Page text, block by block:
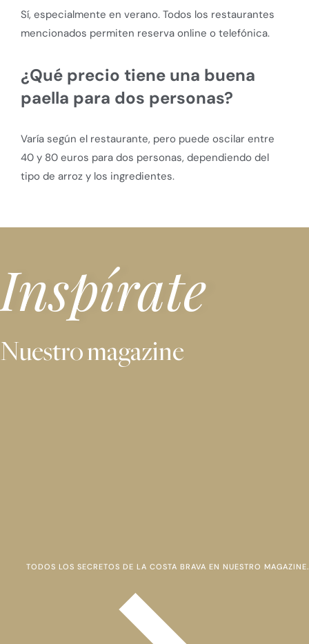
Sí, especialmente en verano. Todos los restaurantes
mencionados permiten reserva online o telefónica.
¿Qué precio tiene una buena
paella para dos personas?
Varía según el restaurante, pero puede oscilar entre
40 y 80 euros para dos personas, dependiendo del
tipo de arroz y los ingredientes.
Inspírate
Nuestro magazine
TODOS LOS SECRETOS DE LA COSTA BRAVA EN NUESTRO MAGAZINE.